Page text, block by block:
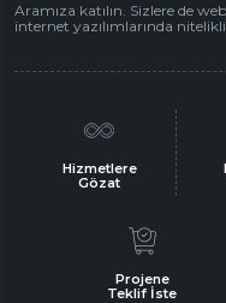
Aramıza katılın. Sizlere de
internet yazılımlarında
Hizmetlere
Gözat
Projene
Teklif İste